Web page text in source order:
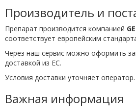
Производитель и
Препарат производится компанией
соответствует европейским
Через наш сервис можно оформить
доставкой из ЕС.
Условия доставки уточняет оператор.
Важная информация